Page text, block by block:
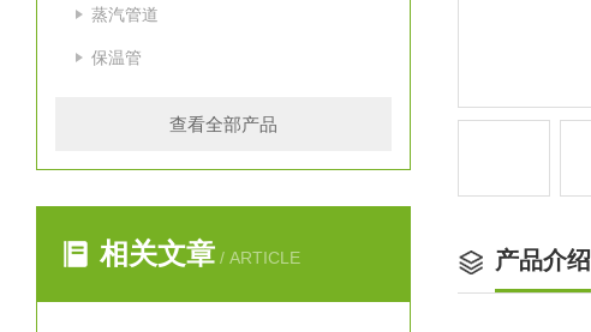
蒸汽管道
保温管
查看全部产品
相关文章 / ARTICLE 产品介绍